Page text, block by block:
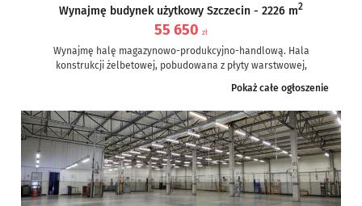
Wynajmę budynek użytkowy Szczecin - 2226 m2
55 650 zł
Wynajmę halę magazynowo-produkcyjno-handlową. Hala
konstrukcji żelbetowej, pobudowana z płyty warstwowej,
Pokaż całe ogłoszenie